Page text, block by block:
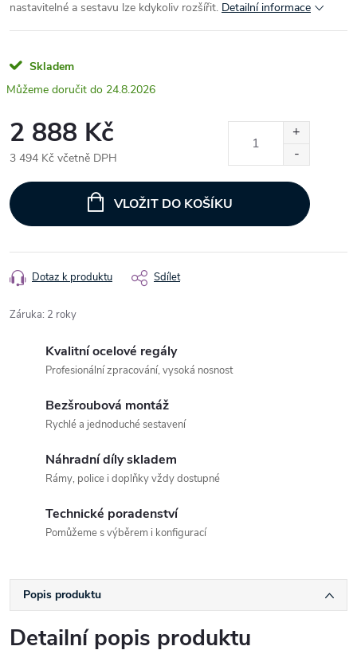
nastavitelné a sestavu lze kdykoliv rozšířit. Detailní informace
Skladem
24.8.2026
2 888 Kč
3 494 Kč včetně DPH
cena:
VLOŽIT DO KOŠÍKU
Dotaz k produktu Sdílet
Záruka: 2 roky
Kvalitní ocelové regály
Profesionální zpracování, vysoká nosnost
Bezšroubová montáž
Rychlé a jednoduché sestavení
Náhradní díly skladem
Rámy, police i doplňky vždy dostupné
Technické poradenství
Pomůžeme s výběrem i konfigurací
Popis produktu
Detailní popis produktu